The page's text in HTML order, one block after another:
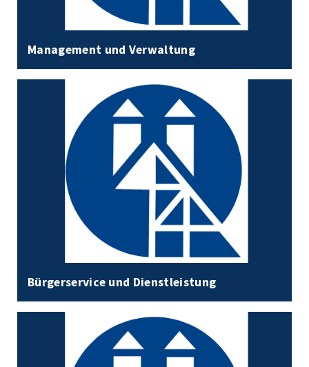
Management und Verwaltung
Bürgerservice und Dienstleistung